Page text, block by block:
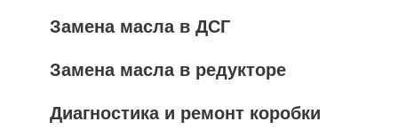
Замена масла в ДСГ
Замена масла в редукторе
Диагностика и ремонт коробки